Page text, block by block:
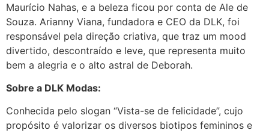
Maurício Nahas, e a beleza ficou por conta de Ale de
Souza. Arianny Viana, fundadora e CEO da DLK, foi
responsável pela direção criativa, que traz um mood
divertido, descontraído e leve, que representa muito
bem a alegria e o alto astral de Deborah.
Sobre a DLK Modas:
Conhecida pelo slogan “Vista-se de felicidade”, cujo
propósito é valorizar os diversos biotipos femininos e